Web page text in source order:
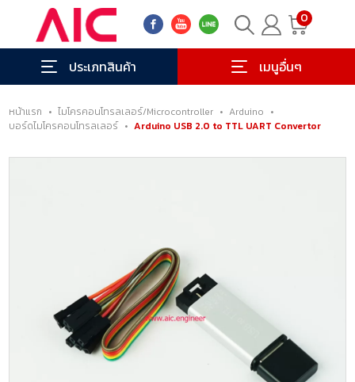
0
ประเภทสินค้า เมนูอื่นๆ
หน้าแรก • ไมโครคอนโทรลเลอร์/Microcontroller • Arduino •
บอร์ดไมโครคอนโทรลเลอร์ • Arduino USB 2.0 to TTL UART Convertor